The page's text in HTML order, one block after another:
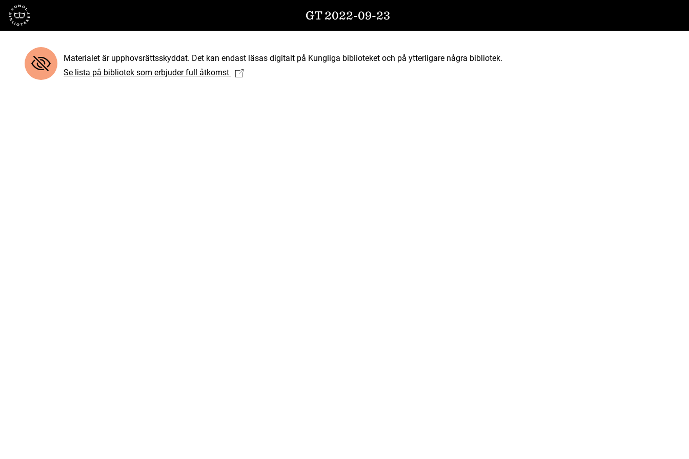
Till startsidan GT 2022-09-23
Materialet är upphovsrättsskyddat. Det kan endast läsas digitalt på Kungliga biblioteket och på ytterligare några bibliotek.
Se lista på bibliotek som erbjuder full åtkomst